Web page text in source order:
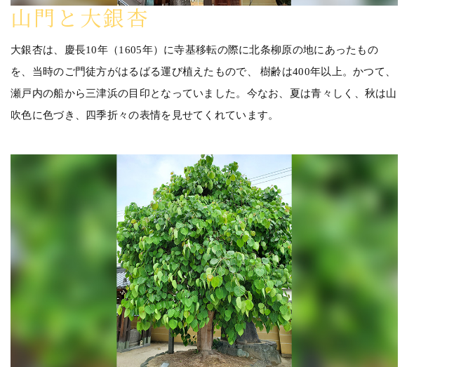
山門と大銀杏
大銀杏は、慶長10年（1605年）に寺基移転の際に北条柳原の地にあったもの
を、当時のご門徒方がはるばる運び植えたもので、 樹齢は400年以上。かつて、
瀬戸内の船から三津浜の目印となっていました。今なお、夏は青々しく、秋は山
吹色に色づき、四季折々の表情を見せてくれています。